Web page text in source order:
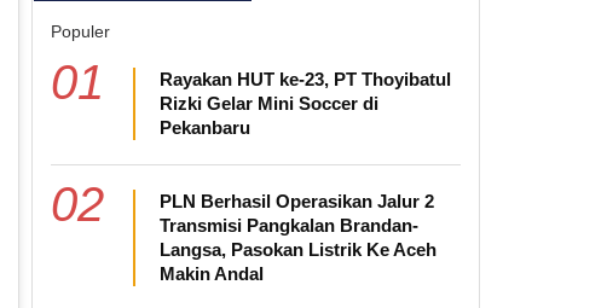
Populer
01
Rayakan HUT ke-23, PT Thoyibatul
Rizki Gelar Mini Soccer di
Pekanbaru
02
PLN Berhasil Operasikan Jalur 2
Transmisi Pangkalan Brandan-
Langsa, Pasokan Listrik Ke Aceh
Makin Andal